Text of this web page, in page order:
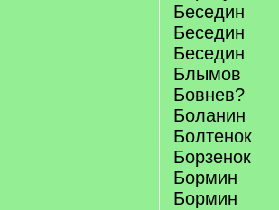
Беседин
Беседин
Беседин
Блымов
Бовнев?
Боланин
Болтенок
Борзенок
Бормин
Бормин